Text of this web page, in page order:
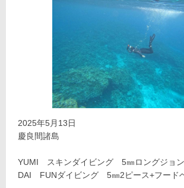
2025年5月13日
慶良間諸島
YUMI スキンダイビング 5㎜ロングジョン
DAI FUNダイビング 5㎜2ピース+フード